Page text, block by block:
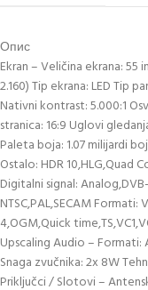
Опис
Ekran – Veličina ekrana: 55
2.160) Tip ekrana: LED Tip
Nativni kontrast: 5.000:1
stranica: 16:9 Uglovi
Paleta boja: 1.07 milijardi
Ostalo: HDR 10,HLG,Quad
Digitalni signal:
NTSC,PAL,SECAM Formati:
4,OGM,Quick
Upscaling Audio – Formati:
Snaga zvučnika: 2x 8W
Priključci / Slotovi –